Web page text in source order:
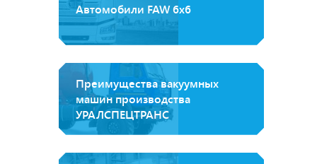
Автомобили FAW 6х6
Преимущества вакуумных
машин производства
УРАЛСПЕЦТРАНС